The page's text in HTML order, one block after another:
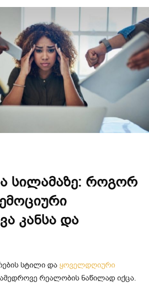
სილამაზე: როგორ
კანსა და
სტილი და ყოველდღიური
რეალობის ნაწილად იქცა.